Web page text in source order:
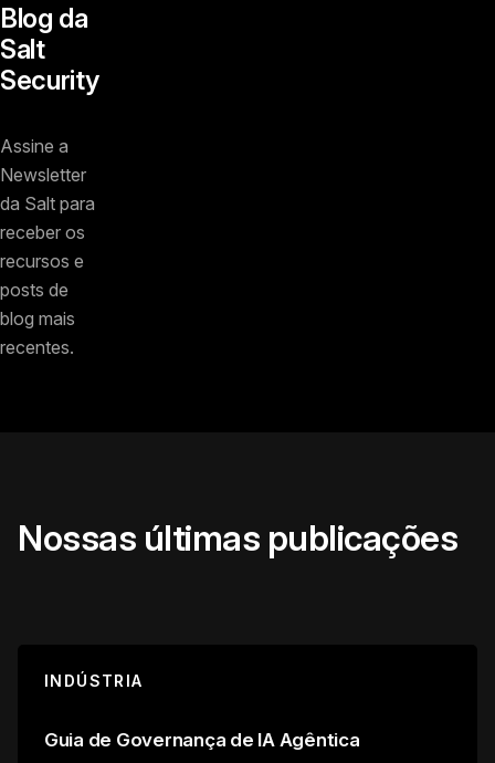
Blog da
Salt
Security
Assine a
Newsletter
da Salt para
receber os
recursos e
posts de
blog mais
recentes.
Nossas últimas publicações
INDÚSTRIA
Guia de Governança de IA Agêntica